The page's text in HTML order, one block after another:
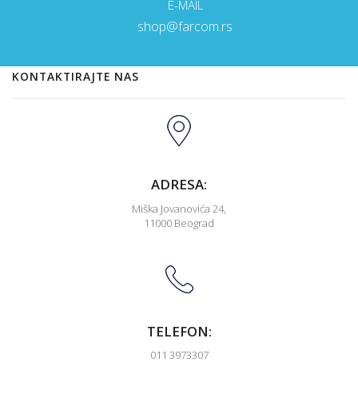
E-MAIL
shop@farcom.rs
KONTAKTIRAJTE NAS
ADRESA:
Miška Jovanovića 24,
11000 Beograd
TELEFON:
011 3973307